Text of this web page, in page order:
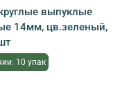
выпуклые
14мм, цв.зеленый,
10 упак